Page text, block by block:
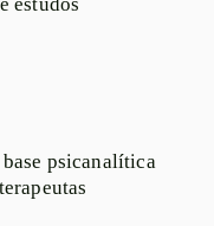
psicanalítica